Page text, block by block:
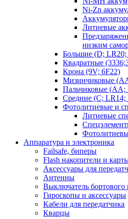
Ni-Zn
Литиевые
низким
Большие (D; LR20;
Квадратные
Крона (9V; 6F22)
Мизинчиковые
Пальчиковые (AA;
Средние (C; LR14;
Фотолитиевые и
Литиевые
Аппаратура и электроника
Failsafe, биперы
Flash накопители и
Аксессуары для
Антенны
Выключатель бортового
Гироскопы и аксессуары
Кабели для передатчика
Кварцы